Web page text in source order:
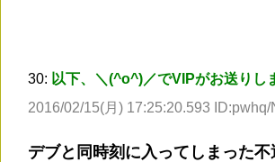
30: 以下、＼(^o^)／でVIPがお送りし
2016/02/15(月) 17:25:20.593 ID:pwhq/
デブと同時刻に入ってしまった